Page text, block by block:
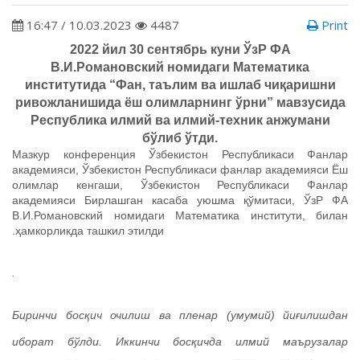
16:47 / 10.03.2023 4487 Print
2022 йил 30 сентябрь куни ЎзР ФА
В.И.Романовский номидаги Математика
институтида “Фан, таълим ва ишлаб чиқаришни
ривожланишида ёш олимларнинг ўрни” мавзусида
Республика илмий ва илмий-техник анжумани
бўлиб ўтди.
Мазкур конференция Ўзбекистон Республикаси Фанлар
академияси, Ўзбекистон Республикаси фанлар академияси Ёш
олимлар кенгаши, Ўзбекистон Республикаси Фанлар
академияси Бирлашган касаба уюшма қўмитаси, ЎзР ФА
В.И.Романовский номидаги Математика институти, билан
ҳамкорликда ташкил этилди.
Биринчи босқич очилиш ва пленар (умумий) йиғилишдан
иборат бўлди. Иккинчи босқичда илмий маърузалар